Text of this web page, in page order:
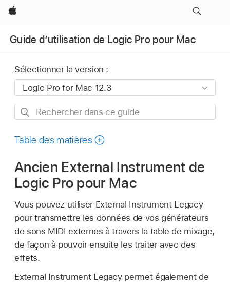
Apple
Guide d’utilisation de Logic Pro pour Mac
Sélectionner la version :
Rechercher
ce
Table des matières
Ancien External Instrument de
Logic Pro pour Mac
Vous pouvez utiliser External Instrument Legacy
pour transmettre les données de vos générateurs
de sons MIDI externes à travers la table de mixage,
de façon à pouvoir ensuite les traiter avec des
effets.
External Instrument Legacy permet également de